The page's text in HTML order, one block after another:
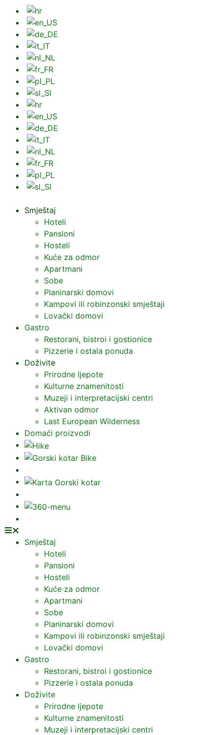
Smještaj
Hoteli
Pansioni
Hosteli
Kuće za odmor
Apartmani
Sobe
Planinarski domovi
Kampovi ili robinzonski smještaji
Lovački domovi
Gastro
Restorani, bistroi i gostionice
Pizzerie i ostala ponuda
Doživite
Prirodne ljepote
Kulturne znamenitosti
Muzeji i interpretacijski centri
Aktivan odmor
Last European Wilderness
Domaći proizvodi
Smještaj
Hoteli
Pansioni
Hosteli
Kuće za odmor
Apartmani
Sobe
Planinarski domovi
Kampovi ili robinzonski smještaji
Lovački domovi
Gastro
Restorani, bistroi i gostionice
Pizzerie i ostala ponuda
Doživite
Prirodne ljepote
Kulturne znamenitosti
Muzeji i interpretacijski centri